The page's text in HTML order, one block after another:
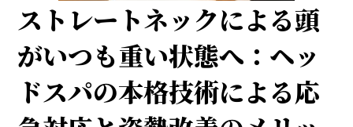
ストレートネックによる頭
がいつも重い状態へ：ヘッ
ドスパの本格技術による応